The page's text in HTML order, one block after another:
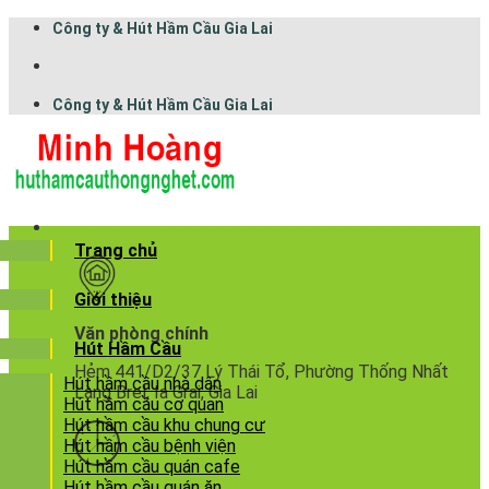
Công ty & Hút Hầm Cầu Gia Lai
Công ty & Hút Hầm Cầu Gia Lai
Văn phòng chính
Hẻm 441/D2/37 Lý Thái Tổ, Phường Thống Nhất
Làng Brel, Ia Grai, Gia Lai
Trang chủ
Giới thiệu
Hút Hầm Cầu
Hút hầm cầu nhà dân
Hút hầm cầu cơ quan
Hút hầm cầu khu chung cư
Hút hầm cầu bệnh viện
Hút hầm cầu quán cafe